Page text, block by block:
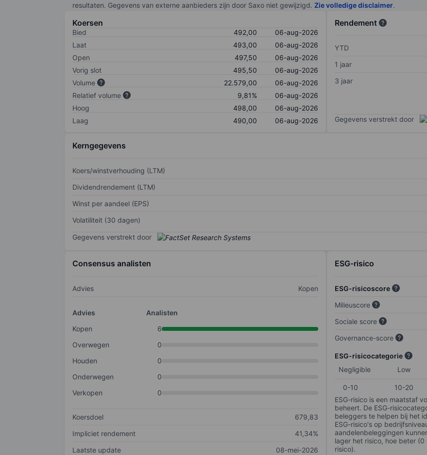
resultaten. Gegevens van externe aanbieders zijn door Saxo niet gewijzigd. Zie volledige disclaimer.
Koersen
Bied 492,00
06-aug-2026
Laat
493,00
06-aug-2026
Open
497,50
06-aug-2026
Vorig slot
495,50
06-aug-2026
Volume
22.579,00
06-aug-2026
Relatief volume
9,81%
06-aug-2026
Hoog
498,00
06-aug-2026
Laag
490,00 06-aug-2026
Rendement
YTD
1 jaar
3 jaar
Gegevens verstrekt door
Kerngegevens
Koers/winstverhouding (LTM)
Dividendrendement (LTM)
Winst per aandeel (EPS)
Volatiliteit (30 dagen)
Gegevens verstrekt door
Consensus analisten
Advies Kopen
Advies
Analisten
Kopen
6
Overwegen
0
Houden
0
Onderwegen
0
Verkopen
0
Koersdoel
679,83
Impliciet rendement
41,34%
Laatste update
08-mei-2026
ESG-risico
ESG-risicoscore
Milieuscore
Sociale score
Governance-score
ESG-risicocategorie
Negligible
Low
0-10 10-20
ESG-risico is een maatstaf
beheert. De ESG-
beleggers te helpen bij het
ESG-risico's op
aandelenbeleggingen
lager het risico, hoe beter
risico).